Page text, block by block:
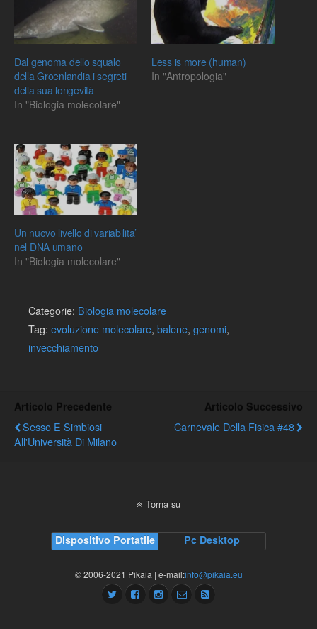
Dal genoma dello squalo
della Groenlandia i segreti
della sua longevità
In "Biologia molecolare"
Less is more (human)
In "Antropologia"
Un nuovo livello di variabilita’
nel DNA umano
In "Biologia molecolare"
Categorie: Biologia molecolare
Tag: evoluzione molecolare, balene, genomi,
invecchiamento
Articolo Precedente
Sesso E Simbiosi
All'Università Di Milano
Articolo Successivo
Carnevale Della Fisica #48
Torna su
Dispositivo Portatile Pc Desktop
© 2006-2021 Pikaia | e-mail:info@pikaia.eu